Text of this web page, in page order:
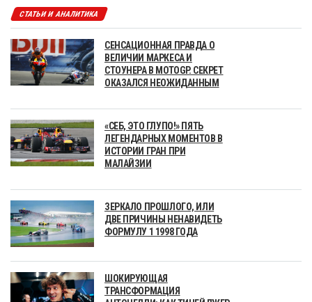
СТАТЬИ И АНАЛИТИКА
СЕНСАЦИОННАЯ ПРАВДА О
ВЕЛИЧИИ МАРКЕСА И
СТОУНЕРА В MOTOGP. СЕКРЕТ
ОКАЗАЛСЯ НЕОЖИДАННЫМ
«СЕБ, ЭТО ГЛУПО!» ПЯТЬ
ЛЕГЕНДАРНЫХ МОМЕНТОВ В
ИСТОРИИ ГРАН ПРИ
МАЛАЙЗИИ
ЗЕРКАЛО ПРОШЛОГО, ИЛИ
ДВЕ ПРИЧИНЫ НЕНАВИДЕТЬ
ФОРМУЛУ 1 1998 ГОДА
ШОКИРУЮЩАЯ
ТРАНСФОРМАЦИЯ